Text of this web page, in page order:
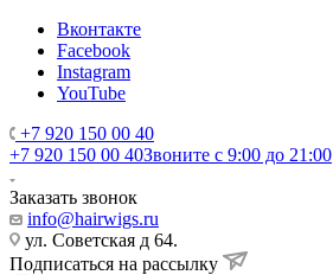
Вконтакте
Facebook
Instagram
YouTube
+7 920 150 00 40
+7 920 150 00 40Звоните с 9:00 до 21:00
Заказать звонок
info@hairwigs.ru
ул. Советская д 64.
Подписаться на рассылку